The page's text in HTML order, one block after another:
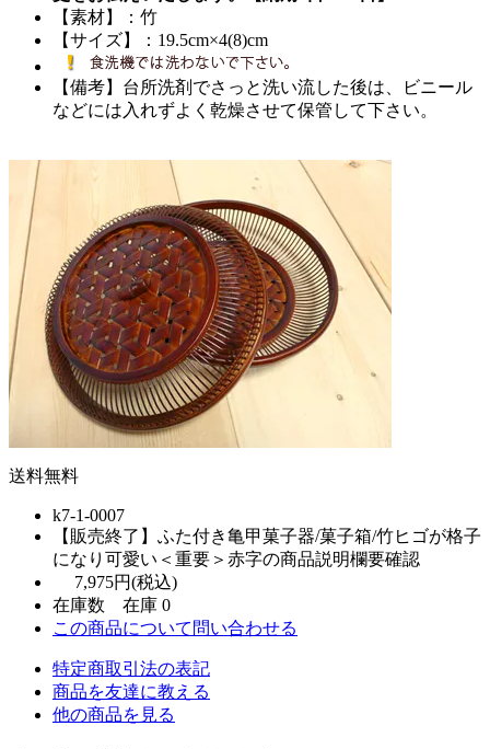
【素材】：竹
【サイズ】：19.5cm×4(8)cm
【備考】台所洗剤でさっと洗い流した後は、ビニール
などには入れずよく乾燥させて保管して下さい。
送料無料
k7-1-0007
【販売終了】ふた付き亀甲菓子器/菓子箱/竹ヒゴが格子
になり可愛い＜重要＞赤字の商品説明欄要確認
7,975円(税込)
在庫数 在庫 0
この商品について問い合わせる
特定商取引法の表記
商品を友達に教える
他の商品を見る